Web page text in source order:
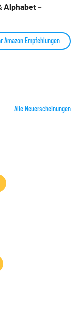
Alphabet –
Amazon Empfehlungen
Alle Neuerscheinungen